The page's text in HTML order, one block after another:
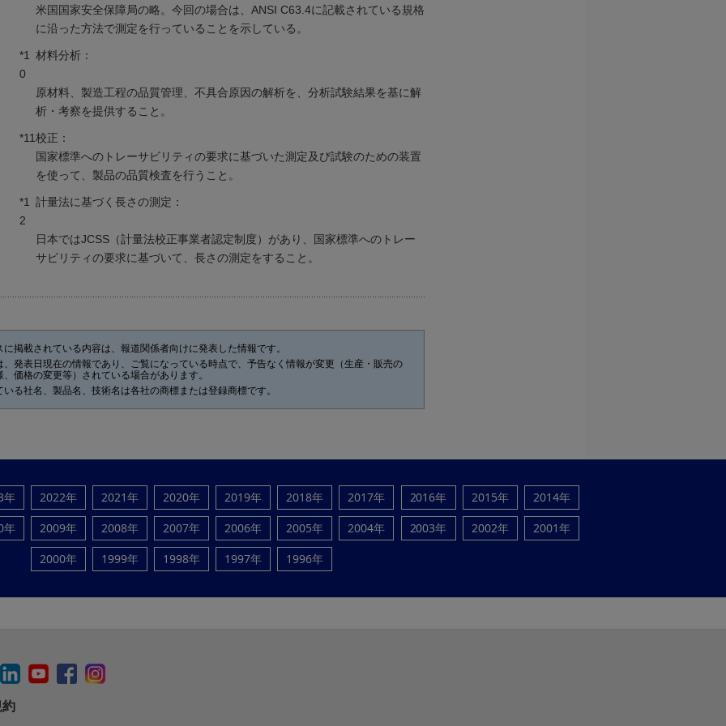
米国国家安全保障局の略。今回の場合は、ANSI C63.4に記載されている規格
に沿った方法で測定を行っていることを示している。
*1
0
材料分析：
原材料、製造工程の品質管理、不具合原因の解析を、分析試験結果を基に解
析・考察を提供すること。
*11校正：
国家標準へのトレーサビリティの要求に基づいた測定及び試験のための装置
を使って、製品の品質検査を行うこと。
*1
2
計量法に基づく長さの測定：
日本ではJCSS（計量法校正事業者認定制度）があり、国家標準へのトレー
サビリティの要求に基づいて、長さの測定をすること。
に掲載されている内容は、報道関係者向けに発表した情報です。
、発表日現在の情報であり、ご覧になっている時点で、予告なく情報が変更（生産・販売の
、価格の変更等）されている場合があります。
いる社名、製品名、技術名は各社の商標または登録商標です。
年 2022年 2021年 2020年 2019年 2018年 2017年 2016年 2015年
2014年
年
2009年 2008年 2007年 2006年 2005年 2004年 2003年 2002年
2001年
2000年
1999年 1998年 1997年 1996年